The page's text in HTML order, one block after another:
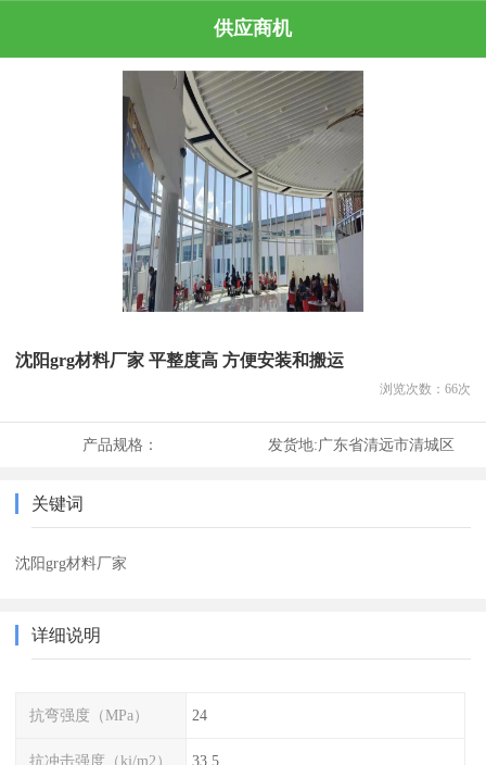
供应商机
沈阳grg材料厂家 平整度高 方便安装和搬运
浏览次数： 66次
产品规格： 发货地:广东省清远市清城区
关键词
沈阳grg材料厂家
详细说明
抗弯强度（MPa） 24
抗冲击强度（kj/m2） 33.5